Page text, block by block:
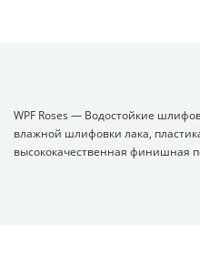
WPF Roses — Водостойкие
влажной шлифовки лака,
высококачественная финишная